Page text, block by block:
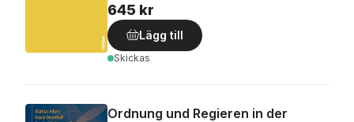
645 kr
Lägg till
Skickas
Ordnung und Regieren in der